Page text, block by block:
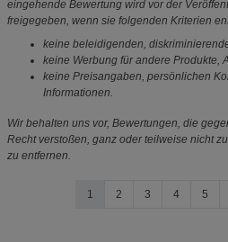
eingehende Bewertung wird vor der
freigegeben, wenn sie folgenden Kriterien
keine beleidigenden,
keine Werbung für andere Produkte,
keine Preisangaben, persönlichen
Informationen.
Wir behalten uns vor, Bewertungen, die
Recht verstoßen, ganz oder teilweise nicht
zu entfernen.
1 2 3 4 5